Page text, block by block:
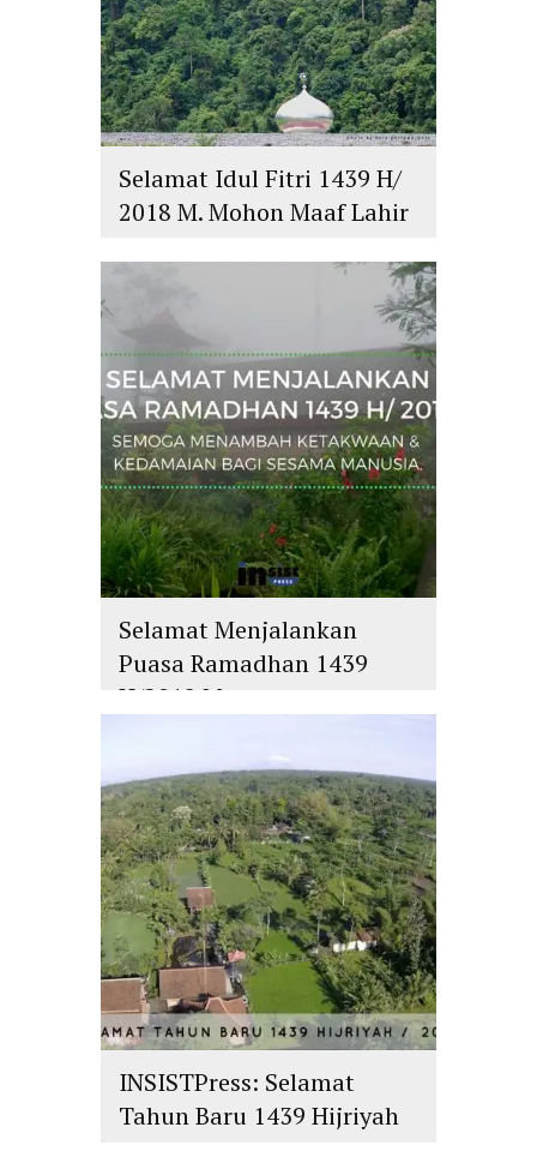
Selamat Idul Fitri 1439 H/
2018 M. Mohon Maaf Lahir
Selamat Menjalankan
Puasa Ramadhan 1439
H/2018 M
INSISTPress: Selamat
Tahun Baru 1439 Hijriyah